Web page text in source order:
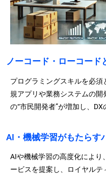
ノーコード・ローコード
プログラミングスキルを必
規アプリや業務システムの
の“市民開発者”が増加し、DX
AI・機械学習がもたらす
AIや機械学習の高度化により
ービスを提案し、ロイヤルテ